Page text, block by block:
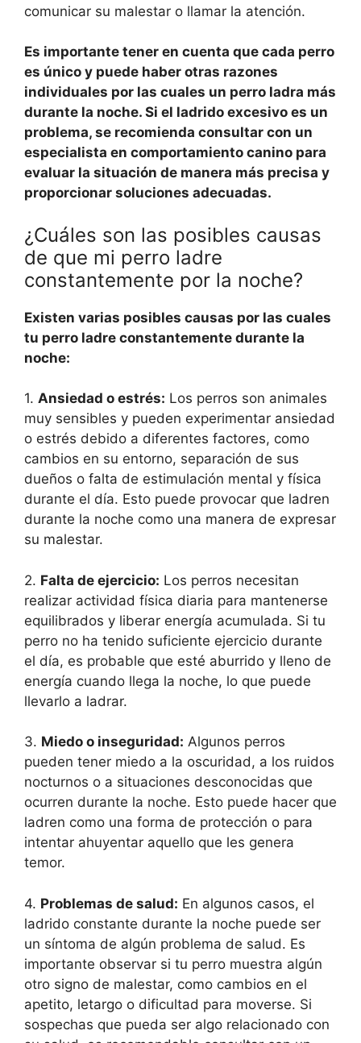
comunicar su malestar o llamar la atención.
Es importante tener en cuenta que cada perro
es único y puede haber otras razones
individuales por las cuales un perro ladra más
durante la noche. Si el ladrido excesivo es un
problema, se recomienda consultar con un
especialista en comportamiento canino para
evaluar la situación de manera más precisa y
proporcionar soluciones adecuadas.
¿Cuáles son las posibles causas
de que mi perro ladre
constantemente por la noche?
Existen varias posibles causas por las cuales
tu perro ladre constantemente durante la
noche:
1. Ansiedad o estrés: Los perros son animales
muy sensibles y pueden experimentar ansiedad
o estrés debido a diferentes factores, como
cambios en su entorno, separación de sus
dueños o falta de estimulación mental y física
durante el día. Esto puede provocar que ladren
durante la noche como una manera de expresar
su malestar.
2. Falta de ejercicio: Los perros necesitan
realizar actividad física diaria para mantenerse
equilibrados y liberar energía acumulada. Si tu
perro no ha tenido suficiente ejercicio durante
el día, es probable que esté aburrido y lleno de
energía cuando llega la noche, lo que puede
llevarlo a ladrar.
3. Miedo o inseguridad: Algunos perros
pueden tener miedo a la oscuridad, a los ruidos
nocturnos o a situaciones desconocidas que
ocurren durante la noche. Esto puede hacer que
ladren como una forma de protección o para
intentar ahuyentar aquello que les genera
temor.
4. Problemas de salud: En algunos casos, el
ladrido constante durante la noche puede ser
un síntoma de algún problema de salud. Es
importante observar si tu perro muestra algún
otro signo de malestar, como cambios en el
apetito, letargo o dificultad para moverse. Si
sospechas que pueda ser algo relacionado con